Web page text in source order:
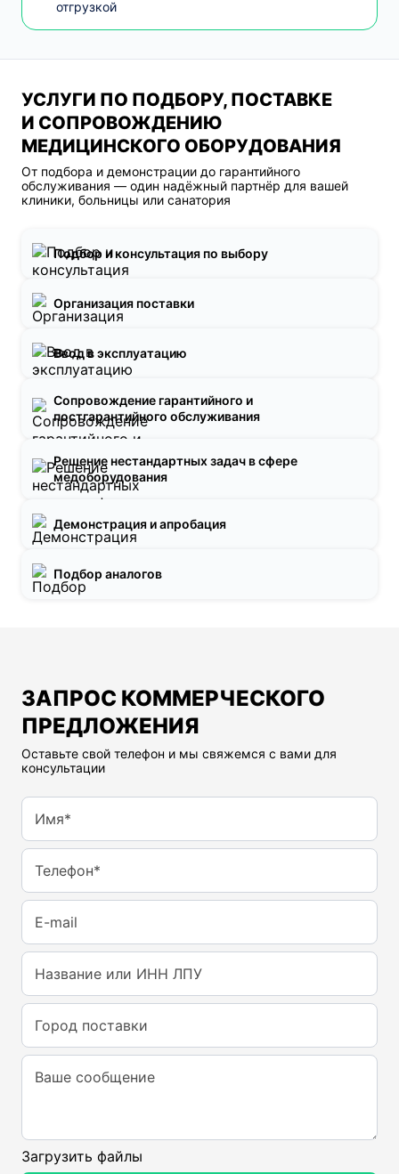
отгрузкой
УСЛУГИ ПО ПОДБОРУ, ПОСТАВКЕ
И СОПРОВОЖДЕНИЮ
МЕДИЦИНСКОГО ОБОРУДОВАНИЯ
От подбора и демонстрации до гарантийного
обслуживания — один надёжный партнёр для вашей
клиники, больницы или санатория
Подбор и консультация по выбору
Организация поставки
Ввод в эксплуатацию
Сопровождение гарантийного и
постгарантийного обслуживания
Решение нестандартных задач в сфере
медоборудования
Демонстрация и апробация
Подбор аналогов
ЗАПРОС КОММЕРЧЕСКОГО
ПРЕДЛОЖЕНИЯ
Оставьте свой телефон и мы свяжемся с вами для
консультации
Имя*
Телефон*
E-mail
Название или ИНН ЛПУ
Город поставки
Ваше сообщение
Загрузить файлы